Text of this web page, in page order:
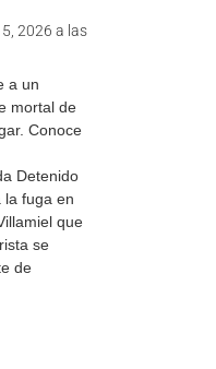
2026 a las
a un
mortal de
Conoce
Detenido
la fuga en
que
se
de